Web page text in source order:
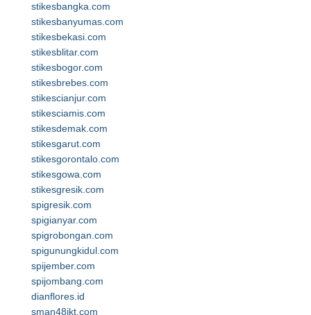
stikesbangka.com
stikesbanyumas.com
stikesbekasi.com
stikesblitar.com
stikesbogor.com
stikesbrebes.com
stikescianjur.com
stikesciamis.com
stikesdemak.com
stikesgarut.com
stikesgorontalo.com
stikesgowa.com
stikesgresik.com
spigresik.com
spigianyar.com
spigrobongan.com
spigunungkidul.com
spijember.com
spijombang.com
dianflores.id
sman48jkt.com